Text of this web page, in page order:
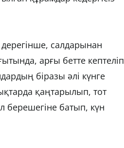
салдарынан
арғы бетте кептеліп
біразы әлі күнге
қаңтарылып, тот
берешегіне батып, күн